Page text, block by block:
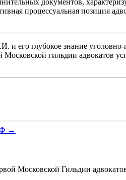
процессуальная позиция
его глубокое знание
гильдии адвокатов
→
Московской Гильдии